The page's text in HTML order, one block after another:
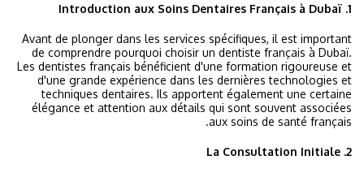
1. Introduction aux Soins Dentaires Français à Dubaï
Avant de plonger dans les services spécifiques, il est important
de comprendre pourquoi choisir un dentiste français à Dubaï.
Les dentistes français bénéficient d'une formation rigoureuse et
d'une grande expérience dans les dernières technologies et
techniques dentaires. Ils apportent également une certaine
élégance et attention aux détails qui sont souvent associées
aux soins de santé français.
2. La Consultation Initiale